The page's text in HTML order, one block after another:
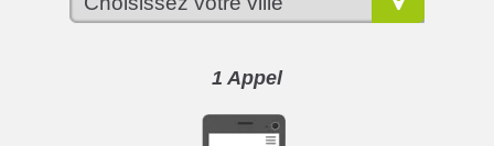
1 Appel